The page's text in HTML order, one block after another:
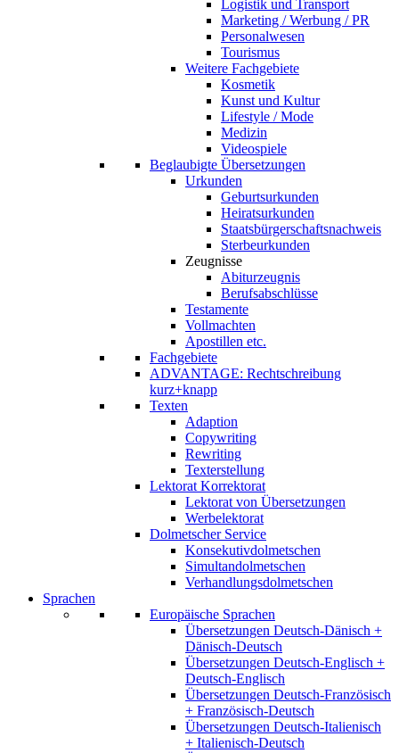
Logistik und Transport
Marketing / Werbung / PR
Personalwesen
Tourismus
Weitere Fachgebiete
Kosmetik
Kunst und Kultur
Lifestyle / Mode
Medizin
Videospiele
Beglaubigte Übersetzungen
Urkunden
Geburtsurkunden
Heiratsurkunden
Staatsbürgerschaftsnachweis
Sterbeurkunden
Zeugnisse
Abiturzeugnis
Berufsabschlüsse
Testamente
Vollmachten
Apostillen etc.
Fachgebiete
ADVANTAGE: Rechtschreibung
kurz+knapp
Texten
Adaption
Copywriting
Rewriting
Texterstellung
Lektorat Korrektorat
Lektorat von Übersetzungen
Werbelektorat
Dolmetscher Service
Konsekutivdolmetschen
Simultandolmetschen
Verhandlungsdolmetschen
Sprachen
Europäische Sprachen
Übersetzungen Deutsch-Dänisch +
Dänisch-Deutsch
Übersetzungen Deutsch-Englisch +
Deutsch-Englisch
Übersetzungen Deutsch-Französisch
+ Französisch-Deutsch
Übersetzungen Deutsch-Italienisch
+ Italienisch-Deutsch